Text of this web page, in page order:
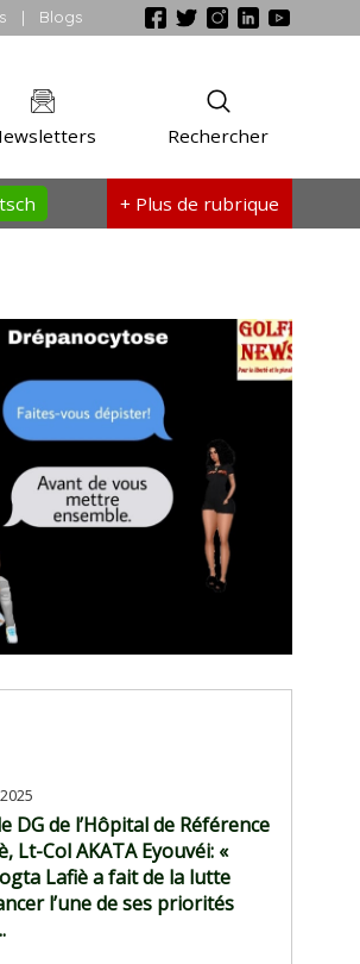
| Blogs
Rechercher
+ Plus de rubrique
DG de l’Hôpital de Référence
Lt-Col AKATA Eyouvéi: «
Lafiè a fait de la lutte
l’une de ses priorités